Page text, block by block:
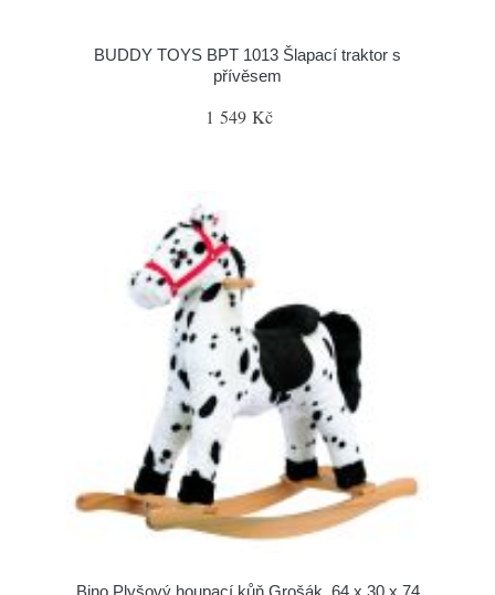
BUDDY TOYS BPT 1013 Šlapací traktor s
přívěsem
1 549 Kč
Bino Plyšový houpací kůň Grošák, 64 x 30 x 74